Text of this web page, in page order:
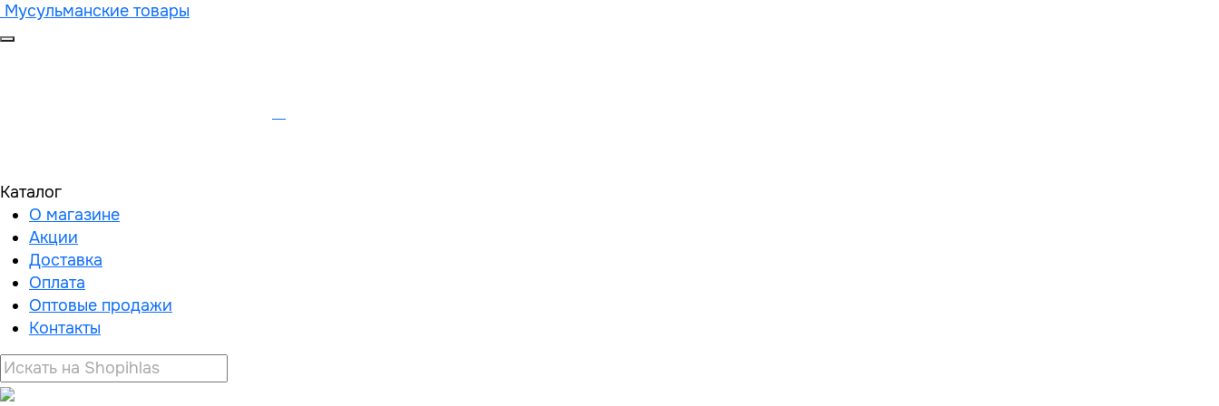
Мусульманские товары
Каталог
О магазине
Акции
Доставка
Оплата
Оптовые продажи
Контакты